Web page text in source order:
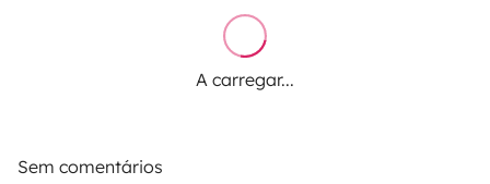
A carregar...
Sem comentários